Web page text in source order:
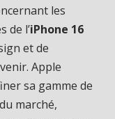
les
de l’iPhone 16
et de
Apple
sa gamme de
marché,